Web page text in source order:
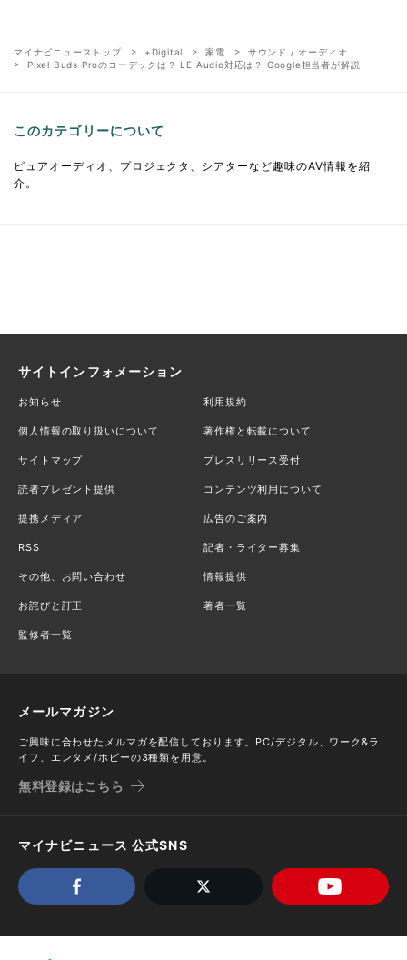
マイナビニューストップ +Digital 家電
サウンド / オーディオ
Pixel Buds Proのコーデックは？ LE Audio対応は？ Google担当者が解説
このカテゴリーについて
ピュアオーディオ、プロジェクタ、シアターなど趣味のAV情報を紹
介。
サイトインフォメーション
お知らせ 利用規約
個人情報の取り扱いについて 著作権と転載について
サイトマップ プレスリリース受付
読者プレゼント提供 コンテンツ利用について
提携メディア 広告のご案内
RSS 記者・ライター募集
その他、お問い合わせ 情報提供
お詫びと訂正 著者一覧
監修者一覧
メールマガジン
ご興味に合わせたメルマガを配信しております。PC/デジタル、ワーク&ラ
イフ、エンタメ/ホビーの3種類を用意。
無料登録はこちら
マイナビニュース 公式SNS